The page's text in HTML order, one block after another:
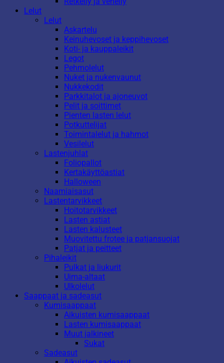
Lelut
Lelut
Askartelu
Keinuhevoset ja keppihevoset
Koti- ja kauppaleikit
Legot
Pehmolelut
Nuket ja nukenvaunut
Nukkekodit
Parkkitalot ja ajoneuvot
Pelit ja soittimet
Pienten lasten lelut
Potkuttelijat
Toimintalelut ja hahmot
Vesilelut
Lastenjuhlat
Foliopallot
Kertakäyttöastiat
Halloween
Naamiaisasut
Lastentarvikkeet
Hoitotarvikkeet
Lasten astiat
Lasten kalusteet
Muovitettu frotee ja patjansuojat
Patjat ja peitteet
Pihaleikit
Pulkat ja liukurit
Uima-altaat
Ulkolelut
Saappaat ja sadeasut
Kumisaappaat
Aikuisten kumisaappaat
Lasten kumisaappaat
Muut jalkineet
Sukat
Sadeasut